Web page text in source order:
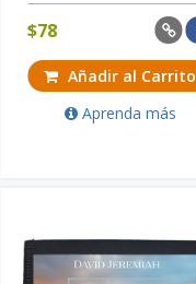
$78
Añadir al Carrito
Aprenda más